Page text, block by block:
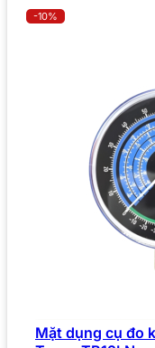
-10%
Mặt dụng cụ đo